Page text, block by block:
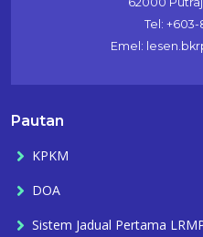
Tel:
Emel:
Pautan
KPKM
DOA
Sistem Jadual Pertama